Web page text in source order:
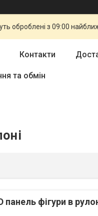
оброблені з 09:00
Контакти
та обмін
фігури в